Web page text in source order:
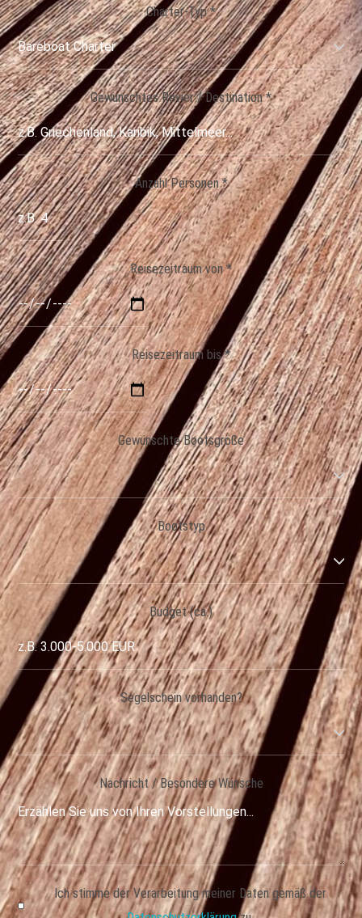
Charter-Typ *
Gewünschtes Revier / Destination *
Anzahl Personen *
Reisezeitraum von *
Reisezeitraum bis *
Gewünschte Bootsgröße
Bootstyp
Budget (ca.)
Segelschein vorhanden?
Nachricht / Besondere Wünsche
Ich stimme der Verarbeitung meiner Daten gemäß der